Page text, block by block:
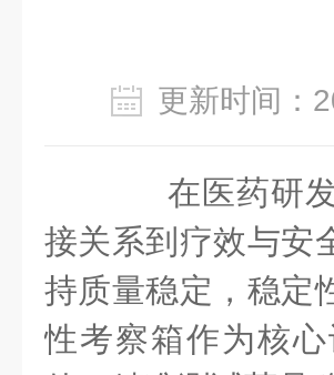
更新时间
在医药研发
接关系到疗效与安
持质量稳定，稳定
性考察箱作为核